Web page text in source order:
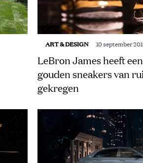
ART & DESIGN 10 september
LeBron James heeft
gouden sneakers van
gekregen